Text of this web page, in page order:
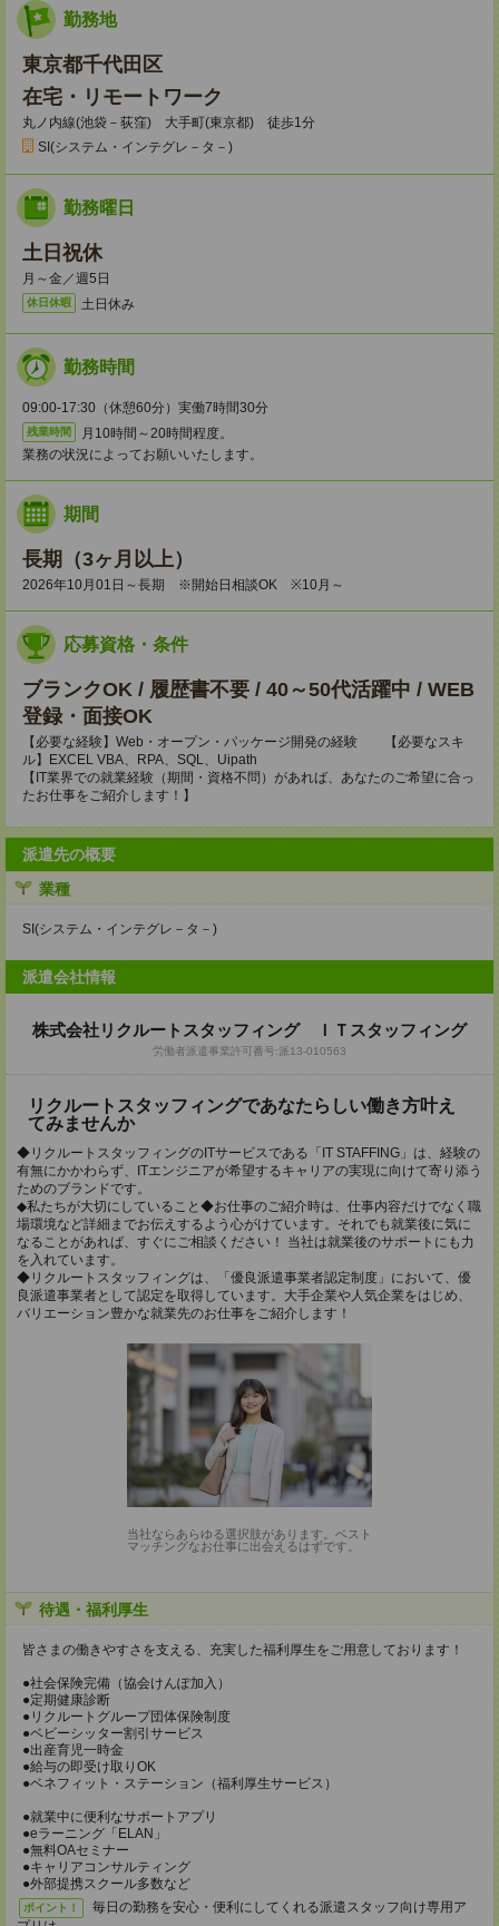
勤務地
東京都千代田区
在宅・リモートワーク
丸ノ内線(池袋－荻窪) 大手町(東京都) 徒歩1分
SI(システム・インテグレ－タ－)
勤務曜日
土日祝休
月～金／週5日
休日休暇 土日休み
勤務時間
09:00-17:30（休憩60分）実働7時間30分
残業時間
月10時間～20時間程度。
業務の状況によってお願いいたします。
期間
長期（3ヶ月以上）
2026年10月01日～長期 ※開始日相談OK ※10月～
応募資格・条件
ブランクOK / 履歴書不要 / 40～50代活躍中 / WEB
登録・面接OK
【必要な経験】Web・オープン・パッケージ開発の経験 【必要なスキ
ル】EXCEL VBA、RPA、SQL、Uipath
【IT業界での就業経験（期間・資格不問）があれば、あなたのご希望に合っ
たお仕事をご紹介します！】
派遣先の概要
業種
SI(システム・インテグレ－タ－)
派遣会社情報
株式会社リクルートスタッフィング ＩＴスタッフィング
労働者派遣事業許可番号:派13-010563
リクルートスタッフィングであなたらしい働き方叶え
てみませんか
◆リクルートスタッフィングのITサービスである「IT STAFFING」は、経験の
有無にかかわらず、ITエンジニアが希望するキャリアの実現に向けて寄り添う
ためのブランドです。
◆私たちが大切にしていること◆お仕事のご紹介時は、仕事内容だけでなく職
場環境など詳細までお伝えするよう心がけています。それでも就業後に気に
なることがあれば、すぐにご相談ください！ 当社は就業後のサポートにも力
を入れています。
◆リクルートスタッフィングは、「優良派遣事業者認定制度」において、優
良派遣事業者として認定を取得しています。大手企業や人気企業をはじめ、
バリエーション豊かな就業先のお仕事をご紹介します！
当社ならあらゆる選択肢があります。ベスト
マッチングなお仕事に出会えるはずです。
待遇・福利厚生
皆さまの働きやすさを支える、充実した福利厚生をご用意しております！
●社会保険完備（協会けんぽ加入）
●定期健康診断
●リクルートグループ団体保険制度
●ベビーシッター割引サービス
●出産育児一時金
●給与の即受け取りOK
●ベネフィット・ステーション（福利厚生サービス）
●就業中に便利なサポートアプリ
●eラーニング「ELAN」
●無料OAセミナー
●キャリアコンサルティング
●外部提携スクール多数など
ポイント！
毎日の勤務を安心・便利にしてくれる派遣スタッフ向け専用ア